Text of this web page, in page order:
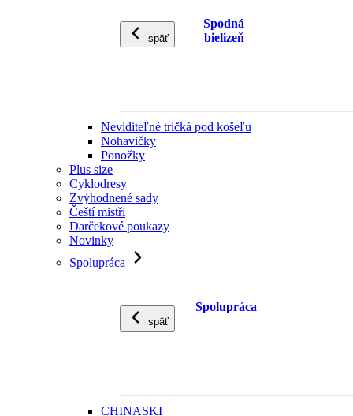
späť
Spodná
bielizeň
Neviditeľné tričká pod košeľu
Nohavičky
Ponožky
Plus size
Cyklodresy
Zvýhodnené sady
Čeští mistři
Darčekové poukazy
Novinky
Spolupráca
späť
Spolupráca
CHINASKI